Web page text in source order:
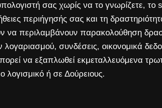
σας χωρίς να το γνωρίζετε, το
περιήγησής σας και τη
να περιλαμβάνουν παρακολούθηση
συνδέσεις, οικονομικά
να εξαπλωθεί εκμεταλλευόμενα
λογισμικό ή σε Δούρειους.